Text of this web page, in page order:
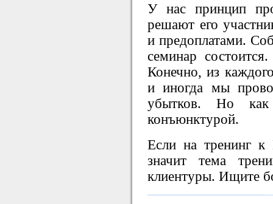
У нас принцип
решают его
и предоплатами.
семинар
Конечно, из
и иногда мы
убытков. Но
конъюнктурой.
Если на тренинг к
значит тема
клиентуры. Ищите